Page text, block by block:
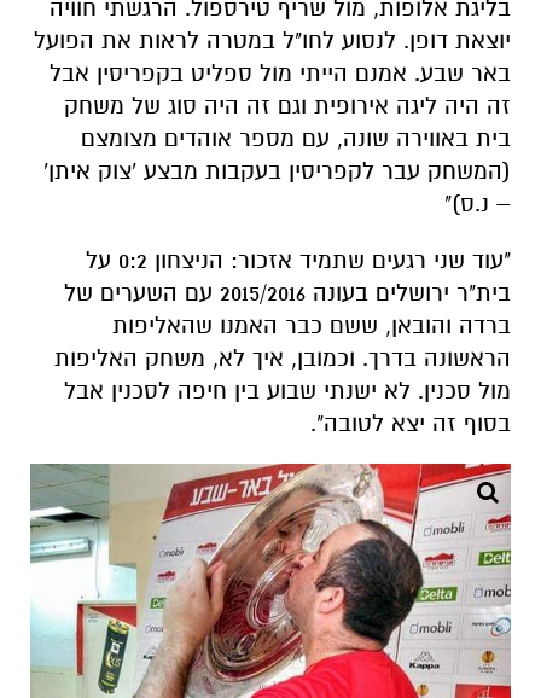
בית באווירה שונה, עם מספר אוהדים מצומצם
(המשחק עבר לקפריסין בעקבות מבצע 'צוק איתן'
– נ.ס)"
"עוד שני רגעים שתמיד אזכור: הניצחון 0:2 על
בית"ר ירושלים בעונה 2015/2016 עם השערים של
ברדה והובאן, ששם כבר האמנו שהאליפות
מול סכנין. לא ישנתי שבוע בין חיפה לסכנין אבל
בסוף זה יצא לטובה".
אוהד מסור. צילום: פרטי
בוא נקשה עלייך – רגע שתיקח אתך אבל לא